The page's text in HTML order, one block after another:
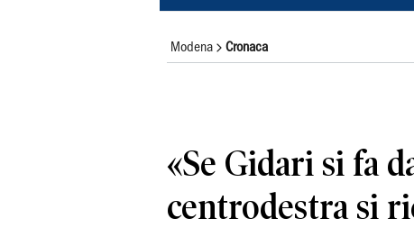
Modena Cronaca
«Se Gidari si fa
centrodestra si